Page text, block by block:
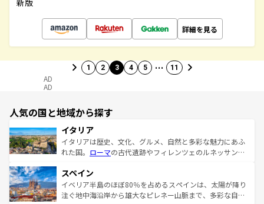
新版
詳細を見る
1 2 3 4 5 … 11
AD
AD
人気の国と地域から探す
イタリア
イタリアは歴史、文化、グルメ、自然と多彩な魅力にあふ
れた国。 ローマの古代遺跡やフィレンツェのルネッサンス
ろん、トスカーナの美しい田園風景やアマルフィ海岸の絶
景など、自然景観も見逃せない。観光の合間には、本場の
ピザやパスタなど、絶品のイタリア料理を堪能することも
スペイン
イベリア半島のほぼ80％を占めるスペインは、太陽が降り
注ぐ地中海沿岸から雄大なピレネー山脈まで、多彩な自然